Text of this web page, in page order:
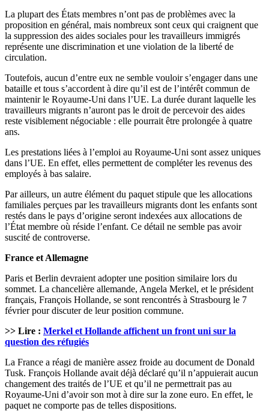
La plupart des États membres n’ont pas de problèmes avec la
proposition en général, mais nombreux sont ceux qui craignent que
la suppression des aides sociales pour les travailleurs immigrés
représente une discrimination et une violation de la liberté de
circulation.
Toutefois, aucun d’entre eux ne semble vouloir s’engager dans une
bataille et tous s’accordent à dire qu’il est de l’intérêt commun de
maintenir le Royaume-Uni dans l’UE. La durée durant laquelle les
travailleurs migrants n’auront pas le droit de percevoir des aides
reste visiblement négociable : elle pourrait être prolongée à quatre
ans.
Les prestations liées à l’emploi au Royaume-Uni sont assez uniques
dans l’UE. En effet, elles permettent de compléter les revenus des
employés à bas salaire.
Par ailleurs, un autre élément du paquet stipule que les allocations
familiales perçues par les travailleurs migrants dont les enfants sont
restés dans le pays d’origine seront indexées aux allocations de
l’État membre où réside l’enfant. Ce détail ne semble pas avoir
suscité de controverse.
France et Allemagne
Paris et Berlin devraient adopter une position similaire lors du
sommet. La chancelière allemande, Angela Merkel, et le président
français, François Hollande, se sont rencontrés à Strasbourg le 7
février pour discuter de leur position commune.
>> Lire : Merkel et Hollande affichent un front uni sur la
question des réfugiés
La France a réagi de manière assez froide au document de Donald
Tusk. François Hollande avait déjà déclaré qu’il n’appuierait aucun
changement des traités de l’UE et qu’il ne permettrait pas au
Royaume-Uni d’avoir son mot à dire sur la zone euro. En effet, le
paquet ne comporte pas de telles dispositions.